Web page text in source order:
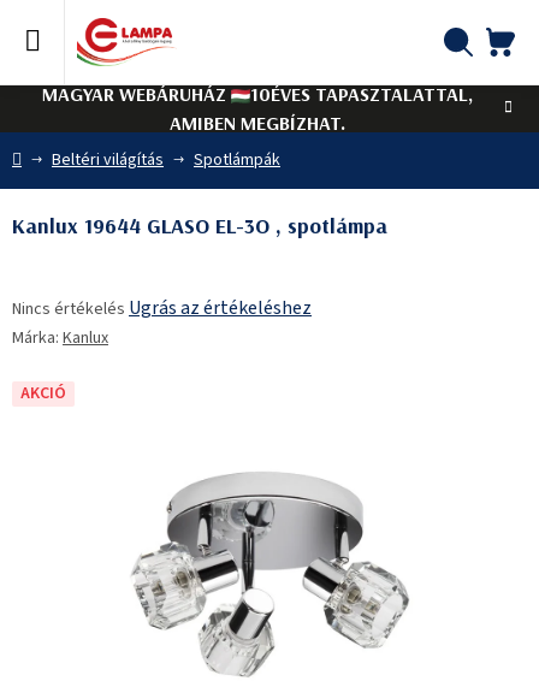
tartalomhoz
MAGYAR WEBÁRUHÁZ
10ÉVES TAPASZTALATTAL,
AMIBEN MEGBÍZHAT.
Kezdőlap
Beltéri világítás Spotlámpák
Kanlux 19644 GLASO EL-3O , spotlámpa
termék
átlagos
5-
Nincs értékelés Ugrás az értékeléshez
Márka: Kanlux
AKCIÓ